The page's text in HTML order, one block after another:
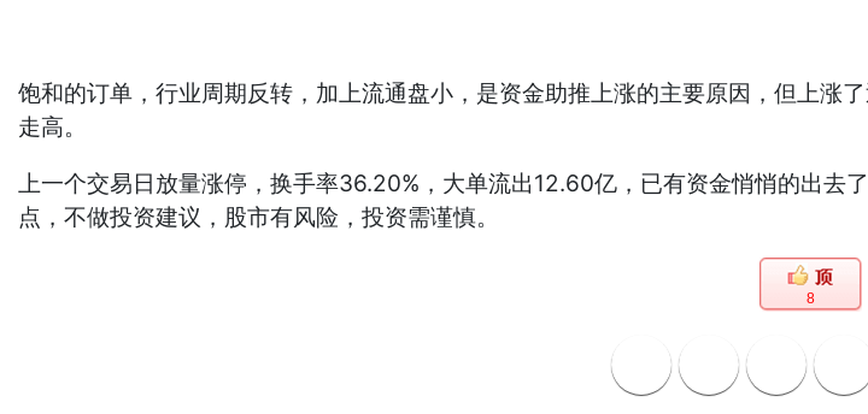
饱和的订单，行业周期反转，加上流通盘小，是资金助推上涨的主要原因，但上涨
走高。
上一个交易日放量涨停，换手率36.20%，大单流出12.60亿，已有资金悄悄的出去
点，不做投资建议，股市有风险，投资需谨慎。
8